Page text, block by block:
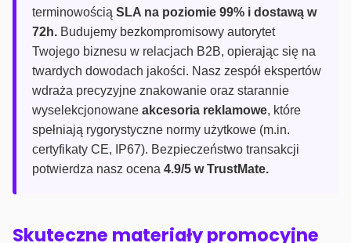
terminowością SLA na poziomie 99% i dostawą w
72h. Budujemy bezkompromisowy autorytet
Twojego biznesu w relacjach B2B, opierając się na
twardych dowodach jakości. Nasz zespół ekspertów
wdraża precyzyjne znakowanie oraz starannie
wyselekcjonowane akcesoria reklamowe, które
spełniają rygorystyczne normy użytkowe (m.in.
certyfikaty CE, IP67). Bezpieczeństwo transakcji
potwierdza nasz ocena 4.9/5 w TrustMate.
Skuteczne materiały promocyjne